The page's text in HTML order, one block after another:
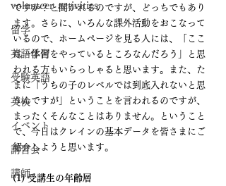
volunteer_activities
留学
英語学習
受験英語
英検
イベント
講習会
講師
ですか？と聞かれるのですが、どっちでもあり
ます。さらに、いろんな課外活動をおこなって
いるので、ホームページを見る人には、「ここ
は一体何をやっているところなんだろう」と思
われる方もいらっしゃると思います。また、た
まに「うちの子のレベルでは到底入れないと思
うんですが」ということを言われるのですが、
まったくそんなことはありません。ということ
で、今日はクレインの基本データを皆さまにご
紹介しようと思います。
(1) 受講生の年齢層